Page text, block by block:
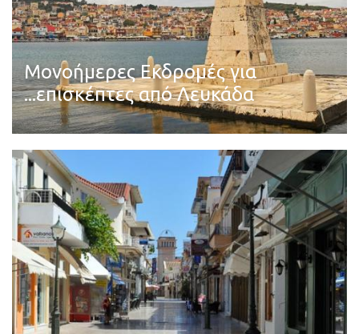
Μονοήμερες Εκδρομές για
...επισκέπτες από Λευκάδα
Διαβάστε περισσότερα